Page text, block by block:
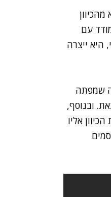
עם
היא ייצרה
שמפתה
ובנוסף,
את הכיוון אליו